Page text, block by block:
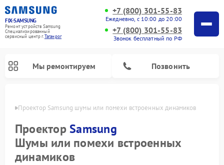
FIX-SAMSUNG
Ремонт устройств Samsung
Специализированный
cервисный центр г.Таганрог
+7 (800) 301-55-83
Ежедневно, с 10:00 до 20:00
+7 (800) 301-55-83
Звонок бесплатный по РФ
Мы ремонтируем Позвонить
Проектор Samsung шумы или помехи встроенных динамиков
ПроекторSamsung
Шумы или помехи встроенных
динамиков